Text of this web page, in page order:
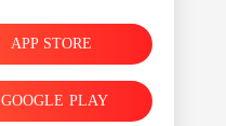
APP STORE
GOOGLE PLAY